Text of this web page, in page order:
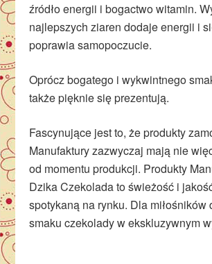
źródło energii i bogactwo witamin.
najlepszych ziaren dodaje energii i
poprawia samopoczucie.
Oprócz bogatego i wykwintnego
także pięknie się prezentują.
Fascynujące jest to, że produkty
Manufaktury zazwyczaj mają nie
od momentu produkcji. Produkty
Dzika Czekolada to świeżość i
spotykaną na rynku. Dla miłośników
smaku czekolady w ekskluzywnym